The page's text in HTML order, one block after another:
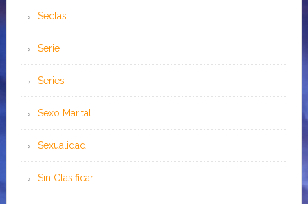
Sectas
Serie
Series
Sexo Marital
Sexualidad
Sin Clasificar